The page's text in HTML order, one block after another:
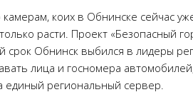
камерам, коих в Обнинске сейчас
расти. Проект «Безопасный
срок Обнинск выбился в лидеры
лица и госномера
единый региональный сервер.